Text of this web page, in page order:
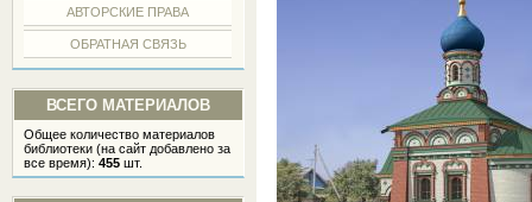
АВТОРСКИЕ ПРАВА
ОБРАТНАЯ СВЯЗЬ
ВСЕГО МАТЕРИАЛОВ
Общее количество материалов
библиотеки (на сайт добавлено за
все время):455 шт.